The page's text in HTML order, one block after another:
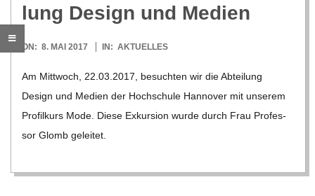
G
O
L
D
S
lung Design und Medien
2017-
ON: 8. MAI 2017 IN: AKTUELLES
Am Mitt­woch, 22.03.2017, besuch­ten wir die Abtei­lung
Design und Medien der Hoch­schule Han­no­ver mit unse­rem
Pro­fil­kurs Mode. Diese Exkur­sion wurde durch Frau Pro­fes­
sor Glomb gelei­tet.